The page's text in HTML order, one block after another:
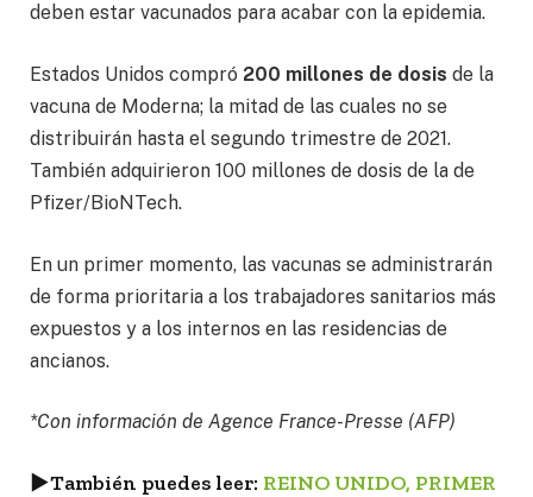
deben estar vacunados para acabar con la epidemia.
Estados Unidos compró 200 millones de dosis de la
vacuna de Moderna; la mitad de las cuales no se
distribuirán hasta el segundo trimestre de 2021.
También adquirieron 100 millones de dosis de la de
Pfizer/BioNTech.
En un primer momento, las vacunas se administrarán
de forma prioritaria a los trabajadores sanitarios más
expuestos y a los internos en las residencias de
ancianos.
*Con información de Agence France-Presse (AFP)
►También puedes leer: REINO UNIDO, PRIMER